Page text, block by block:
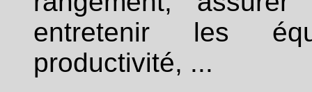
entretenir les
productivité, ...